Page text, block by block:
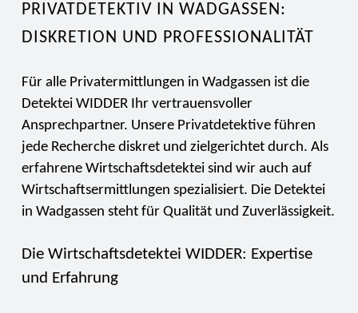
PRIVATDETEKTIV IN WADGASSEN:
DISKRETION UND PROFESSIONALITÄT
Für alle Privatermittlungen in Wadgassen ist die
Detektei WIDDER Ihr vertrauensvoller
Ansprechpartner. Unsere Privatdetektive führen
jede Recherche diskret und zielgerichtet durch. Als
erfahrene Wirtschaftsdetektei sind wir auch auf
Wirtschaftsermittlungen spezialisiert. Die Detektei
in Wadgassen steht für Qualität und Zuverlässigkeit.
Die Wirtschaftsdetektei WIDDER: Expertise
und Erfahrung